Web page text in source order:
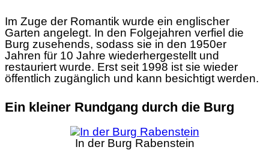
Im Zuge der Romantik wurde ein englischer
Garten angelegt. In den Folgejahren verfiel die
Burg zusehends, sodass sie in den 1950er
Jahren für 10 Jahre wiederhergestellt und
restauriert wurde. Erst seit 1998 ist sie wieder
öffentlich zugänglich und kann besichtigt werden.
Ein kleiner Rundgang durch die Burg
In der Burg Rabenstein